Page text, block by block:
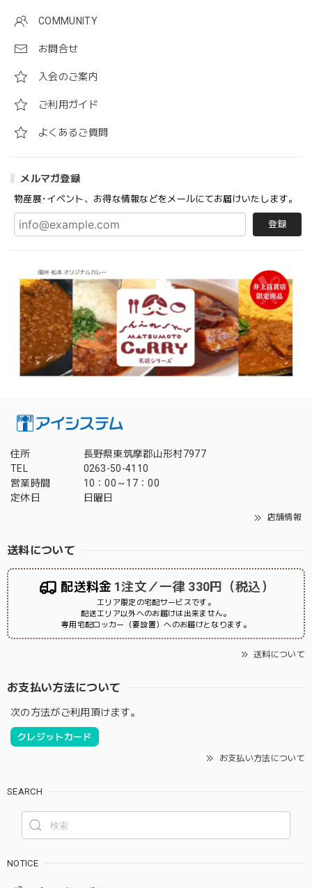
COMMUNITY
お問合せ
入会のご案内
ご利用ガイド
よくあるご質問
メルマガ登録
物産展･イベント、お得な情報などをメールにてお届けいたします。
登録
住所
長野県東筑摩郡山形村7977
TEL
0263-50-4110
営業時間
10：00～17：00
定休日
日曜日
店舗情報
送料について
配送料金 1注文／一律 330円（税込）
エリア限定の宅配サービスです。
配送エリア以外へのお届けは出来ません。
専用宅配ロッカー（要設置）へのお届けとなります。
送料について
お支払い方法について
次の方法がご利用頂けます。
クレジットカード
お支払い方法について
SEARCH
NOTICE